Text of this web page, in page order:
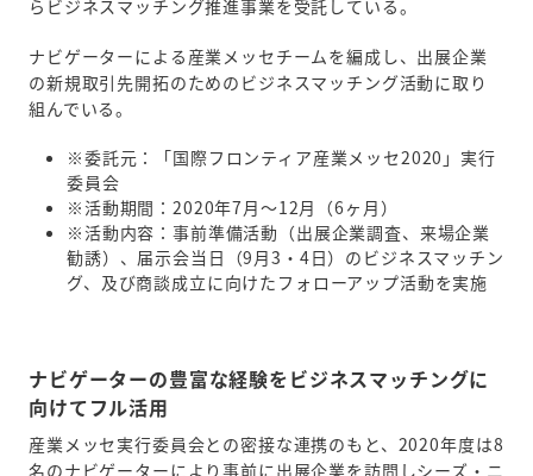
らビジネスマッチング推進事業を受託している。
ナビゲーターによる産業メッセチームを編成し、出展企業
の新規取引先開拓のためのビジネスマッチング活動に取り
組んでいる。
※委託元：「国際フロンティア産業メッセ2020」実行
委員会
※活動期間：2020年7月～12月（6ヶ月）
※活動内容：事前準備活動（出展企業調査、来場企業
勧誘）、届示会当日（9月3・4日）のビジネスマッチン
グ、及び商談成立に向けたフォローアップ活動を実施
ナビゲーターの豊富な経験をビジネスマッチングに
向けてフル活用
産業メッセ実行委員会との密接な連携のもと、2020年度は8
名のナビゲーターにより事前に出展企業を訪問しシーズ・ニ